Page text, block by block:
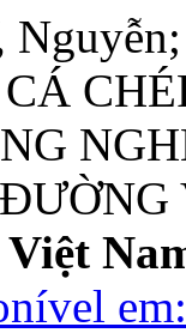
em: